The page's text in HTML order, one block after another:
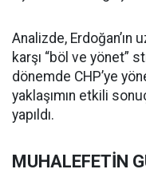
Analizde,
karşı “böl ve yönet”
dönemde CHP’ye
yaklaşımın etkili
yapıldı.
MUHALEFETİN